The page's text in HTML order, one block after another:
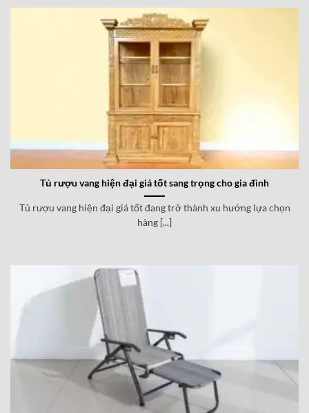
Tủ rượu vang hiện đại giá tốt sang trọng cho gia đình
Tủ rượu vang hiện đại giá tốt đang trở thành xu hướng lựa chọn
hàng [...]